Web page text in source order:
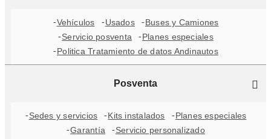
Vehículos Usados
Buses y Camiones
Servicio posventa
Planes especiales
Politica Tratamiento de datos Andinautos
Posventa
Sedes y servicios Kits instalados
Planes especiales
Garantía
Servicio personalizado